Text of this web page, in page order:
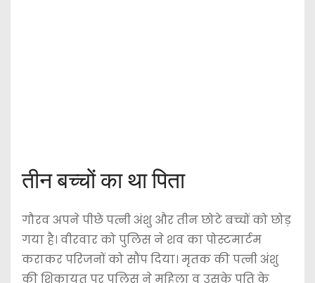
तीन बच्चों का था पिता
गौरव अपने पीछे पत्नी अंशु और तीन छोटे बच्चों को छोड़
गया है। वीरवार को पुलिस ने शव का पोस्टमार्टम
कराकर परिजनों को सौंप दिया। मृतक की पत्नी अंशु
की शिकायत पर पुलिस ने महिला व उसके पति के